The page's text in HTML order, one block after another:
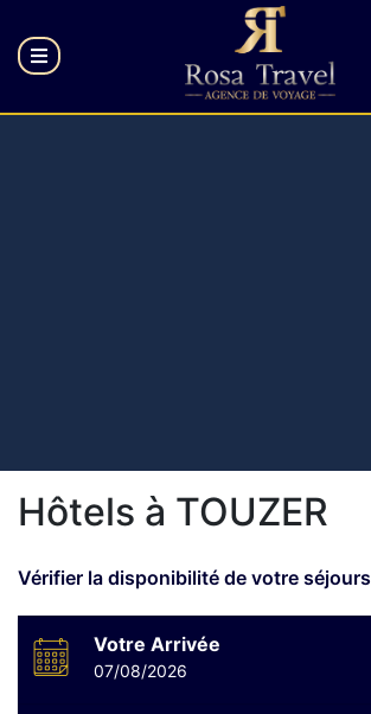
Hôtels à TOUZER
Vérifier la disponibilité de votre séjours
Votre Arrivée
07/08/2026